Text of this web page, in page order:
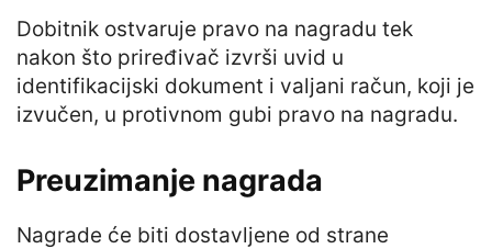
Dobitnik ostvaruje pravo na nagradu tek
nakon što priređivač izvrši uvid u
identifikacijski dokument i valjani račun, koji je
izvučen, u protivnom gubi pravo na nagradu.
Preuzimanje nagrada
Nagrade će biti dostavljene od strane